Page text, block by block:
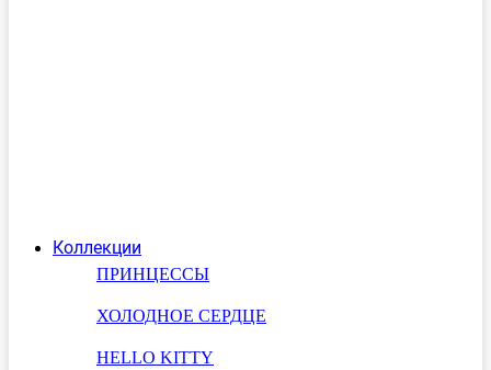
Коллекции
ПРИНЦЕССЫ
ХОЛОДНОЕ СЕРДЦЕ
HELLO KITTY